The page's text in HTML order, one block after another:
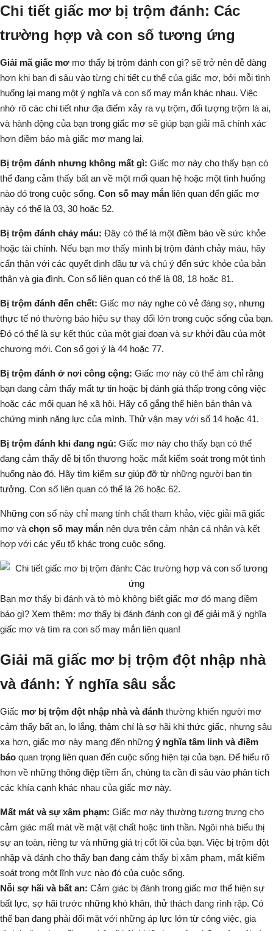
Chi tiết giấc mơ bị trộm đánh: Các
trường hợp và con số tương ứng
Giải mã giấc mơ mơ thấy bị trộm đánh con gì? sẽ trở nên dễ dàng
hơn khi bạn đi sâu vào từng chi tiết cụ thể của giấc mơ, bởi mỗi tình
huống lại mang một ý nghĩa và con số may mắn khác nhau. Việc
nhớ rõ các chi tiết như địa điểm xảy ra vụ trộm, đối tượng trộm là ai,
và hành động của bạn trong giấc mơ sẽ giúp bạn giải mã chính xác
hơn điềm báo mà giấc mơ mang lại.
Bị trộm đánh nhưng không mất gì: Giấc mơ này cho thấy bạn có
thể đang cảm thấy bất an về một mối quan hệ hoặc một tình huống
nào đó trong cuộc sống. Con số may mắn liên quan đến giấc mơ
này có thể là 03, 30 hoặc 52.
Bị trộm đánh chảy máu: Đây có thể là một điềm báo về sức khỏe
hoặc tài chính. Nếu bạn mơ thấy mình bị trộm đánh chảy máu, hãy
cẩn thận với các quyết định đầu tư và chú ý đến sức khỏe của bản
thân và gia đình. Con số liên quan có thể là 08, 18 hoặc 81.
Bị trộm đánh đến chết: Giấc mơ này nghe có vẻ đáng sợ, nhưng
thực tế nó thường báo hiệu sự thay đổi lớn trong cuộc sống của bạn.
Đó có thể là sự kết thúc của một giai đoạn và sự khởi đầu của một
chương mới. Con số gợi ý là 44 hoặc 77.
Bị trộm đánh ở nơi công cộng: Giấc mơ này có thể ám chỉ rằng
bạn đang cảm thấy mất tự tin hoặc bị đánh giá thấp trong công việc
hoặc các mối quan hệ xã hội. Hãy cố gắng thể hiện bản thân và
chứng minh năng lực của mình. Thử vận may với số 14 hoặc 41.
Bị trộm đánh khi đang ngủ: Giấc mơ này cho thấy bạn có thể
đang cảm thấy dễ bị tổn thương hoặc mất kiểm soát trong một tình
huống nào đó. Hãy tìm kiếm sự giúp đỡ từ những người bạn tin
tưởng. Con số liên quan có thể là 26 hoặc 62.
Những con số này chỉ mang tính chất tham khảo, việc giải mã giấc
mơ và chọn số may mắn nên dựa trên cảm nhận cá nhân và kết
hợp với các yếu tố khác trong cuộc sống.
Bạn mơ thấy bị đánh và tò mò không biết giấc mơ đó mang điềm
báo gì? Xem thêm: mơ thấy bị đánh đánh con gì để giải mã ý nghĩa
giấc mơ và tìm ra con số may mắn liên quan!
Giải mã giấc mơ bị trộm đột nhập nhà
và đánh: Ý nghĩa sâu sắc
Giấc mơ bị trộm đột nhập nhà và đánh thường khiến người mơ
cảm thấy bất an, lo lắng, thậm chí là sợ hãi khi thức giấc, nhưng sâu
xa hơn, giấc mơ này mang đến những ý nghĩa tâm linh và điềm
báo quan trọng liên quan đến cuộc sống hiện tại của bạn. Để hiểu rõ
hơn về những thông điệp tiềm ẩn, chúng ta cần đi sâu vào phân tích
các khía cạnh khác nhau của giấc mơ này.
Mất mát và sự xâm phạm: Giấc mơ này thường tượng trưng cho
cảm giác mất mát về mặt vật chất hoặc tinh thần. Ngôi nhà biểu thị
sự an toàn, riêng tư và những giá trị cốt lõi của bạn. Việc bị trộm đột
nhập và đánh cho thấy bạn đang cảm thấy bị xâm phạm, mất kiểm
soát trong một lĩnh vực nào đó của cuộc sống.
Nỗi sợ hãi và bất an: Cảm giác bị đánh trong giấc mơ thể hiện sự
bất lực, sợ hãi trước những khó khăn, thử thách đang rình rập. Có
thể bạn đang phải đối mặt với những áp lực lớn từ công việc, gia